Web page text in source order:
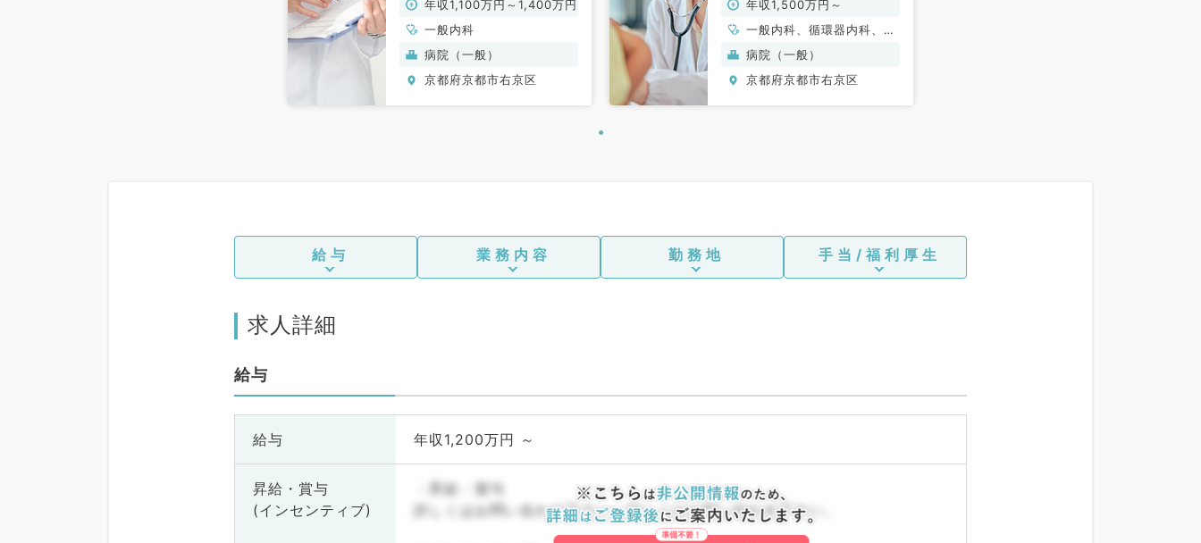
勤）年収1,100万円～1,400万円
一般内科
病院（一般）
京都府京都市右京区
年収1,500万円～
一般内科、循環器内科、呼
吸器内科、消化器内科
病院（一般）
京都府京都市右京区
給与 業務内容 勤務地 手当/福利厚生
求人詳細
給与
給与 年収1,200万円 ～
昇給・賞与
(インセンティブ)
・昇給・賞与
詳しくはお問い合わせ下さい。詳しくはお問い合わせ下さい。